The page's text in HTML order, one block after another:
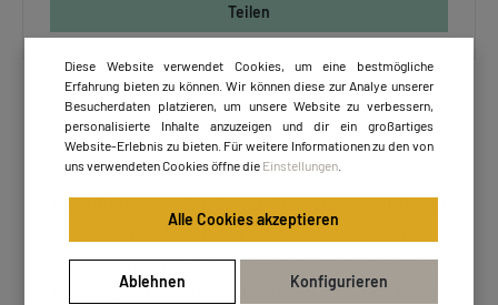
Teilen
„Tempus Mare Anticum“ ist mit zahlreichen
Fossilien verschiedener Art verziert und und
zeichnet sich durch seine diversen
Braunfärbungen und Aderungen aus. Der im
STEINBILD „Tempus Mare Anticum“ verarbeitete
Diese Website verwendet Cookies, um eine bestmögliche
Erfahrung bieten zu können. Wir können diese zur Analye unserer
Besucherdaten platzieren, um unsere Website zu verbessern,
personalisierte Inhalte anzuzeigen und dir ein großartiges
Website-Erlebnis zu bieten. Für weitere Informationen zu den von
uns verwendeten Cookies öffne die Einstellungen
Alle Cookies akzeptieren
Ablehnen Konfigurieren